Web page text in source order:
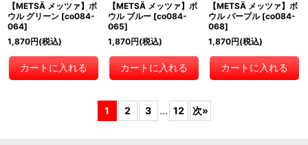
【METSÄ メッツァ】ボ
ウル グリーン [co084-
064]
1,870円(税込)
カートに入れる
【METSÄ メッツァ】ボ
ウル ブルー [co084-
065]
1,870円(税込)
カートに入れる
【METSÄ メッツァ】ボ
ウル パープル [co084-
068]
1,870円(税込)
カートに入れる
1 2 3 ... 12 次»